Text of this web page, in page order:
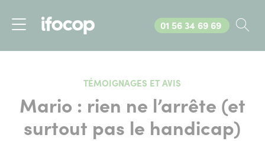
Menu
Appelez-nous au
01 56 34 69 69
TÉMOIGNAGES ET AVIS
Mario : rien ne l’arrête (et
surtout pas le handicap)